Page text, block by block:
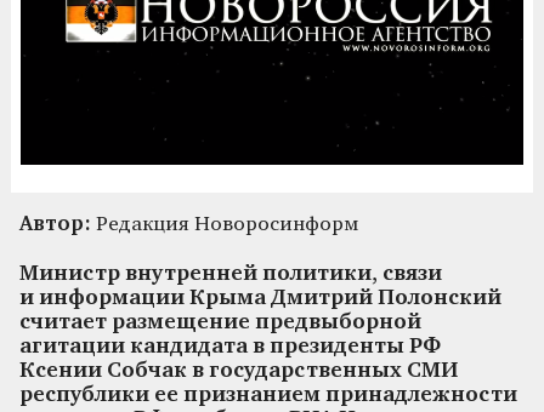
Автор: Редакция Новоросинформ
Министр внутренней политики, связи
и информации Крыма Дмитрий Полонский
считает размещение предвыборной
агитации кандидата в президенты РФ
Ксении Собчак в государственных СМИ
республики ее признанием принадлежности